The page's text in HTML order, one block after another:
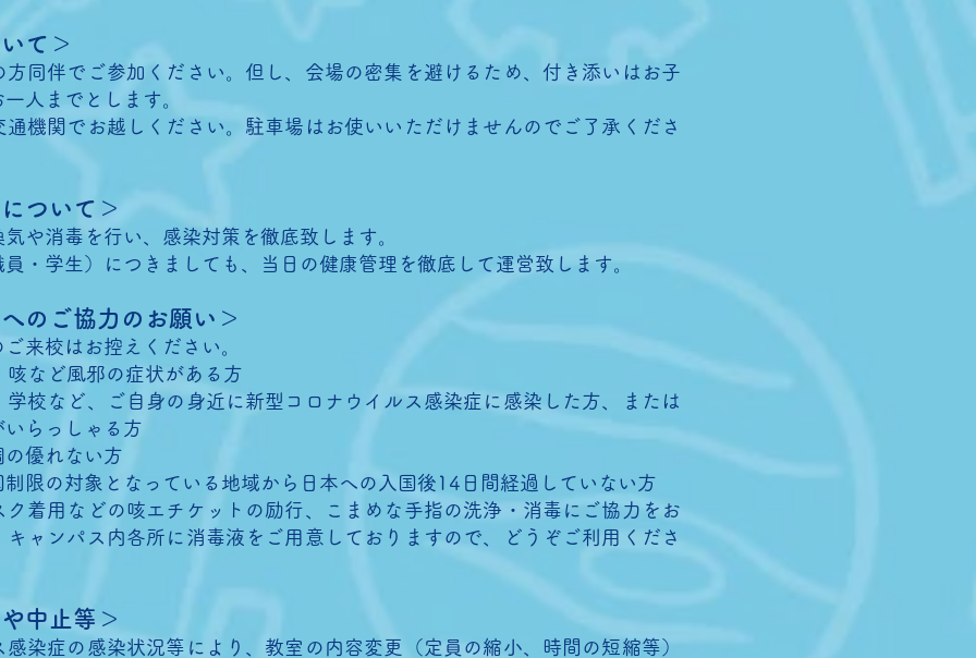
て＞
同伴でご参加ください。但し、会場の密集を避けるため、付き添いはお子
人までとします。
機関でお越しください。駐車場はお使いいただけませんのでご了承くださ
ついて＞
や消毒を行い、感染対策を徹底致します。
・学生）につきましても、当日の健康管理を徹底して運営致します。
のご協力のお願い＞
来校はお控えください。
など風邪の症状がある方
校など、ご自身の身近に新型コロナウイルス感染症に感染した方、または
らっしゃる方
優れない方
限の対象となっている地域から日本への入国後14日間経過していない方
着用などの咳エチケットの励行、こまめな手指の洗浄・消毒にご協力をお
ャンパス内各所に消毒液をご用意しておりますので、どうぞご利用くださ
中止等＞
染症の感染状況等により、教室の内容変更（定員の縮小、時間の短縮等）